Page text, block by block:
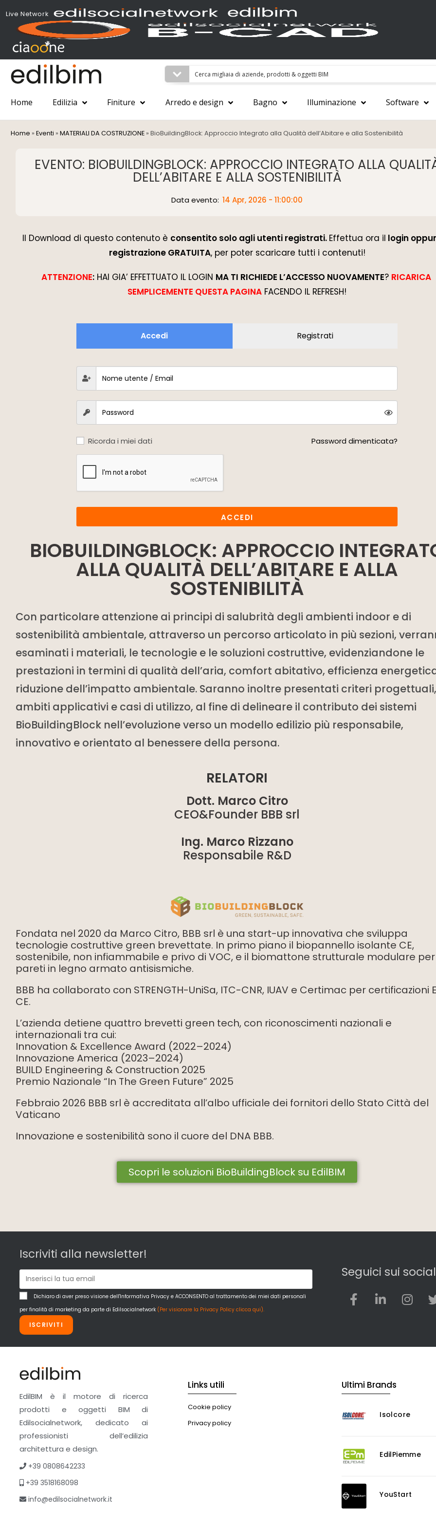
Live Network
Home Edilizia Finiture Arredo e design Bagno Illuminazione Software
Home » Eventi » MATERIALI DA COSTRUZIONE » BioBuildingBlock: Approccio Integrato alla Qualità dell’Abitare e alla Sostenibilità
EVENTO: BIOBUILDINGBLOCK: APPROCCIO INTEGRATO ALLA
DELL’ABITARE E ALLA SOSTENIBILITÀ
Data evento: 14 Apr, 2026 - 11:00:00
Il Download di questo contenuto è consentito solo agli utenti registrati. Effettua ora il login
registrazione GRATUITA, per poter scaricare tutti i contenuti!
ATTENZIONE:HAI GIA’ EFFETTUATO IL LOGIN MA TI RICHIEDE L’ACCESSO NUOVAMENTE? RICARICA
SEMPLICEMENTE QUESTA PAGINA FACENDO IL REFRESH!
Accedi Registrati
Ricorda i miei dati Password dimenticata?
ACCEDI
BIOBUILDINGBLOCK: APPROCCIO
ALLA QUALITÀ DELL’ABITARE E ALLA
SOSTENIBILITÀ
Con particolare attenzione ai principi di salubrità degli ambienti indoor e di
sostenibilità ambientale, attraverso un percorso articolato in più sezioni,
esaminati i materiali, le tecnologie e le soluzioni costruttive, evidenziandone le
prestazioni in termini di qualità dell’aria, comfort abitativo, efficienza
riduzione dell’impatto ambientale. Saranno inoltre presentati criteri progettuali,
ambiti applicativi e casi di utilizzo, al fine di delineare il contributo dei sistemi
BioBuildingBlock nell’evoluzione verso un modello edilizio più responsabile,
innovativo e orientato al benessere della persona.
RELATORI
Dott. Marco Citro
CEO&Founder BBB srl
Ing. Marco Rizzano
Responsabile R&D
Fondata nel 2020 da Marco Citro, BBB srl è una start-up innovativa che sviluppa
tecnologie costruttive green brevettate. In primo piano il biopannello isolante CE,
sostenibile, non infiammabile e privo di VOC, e il biomattone strutturale modulare per
pareti in legno armato antisismiche.
BBB ha collaborato con STRENGTH-UniSa, ITC-CNR, IUAV e Certimac per certificazioni
CE.
L’azienda detiene quattro brevetti green tech, con riconoscimenti nazionali e
internazionali tra cui:
Innovation & Excellence Award (2022–2024)
Innovazione America (2023–2024)
BUILD Engineering & Construction 2025
Premio Nazionale “In The Green Future” 2025
Febbraio 2026 BBB srl è accreditata all’albo ufficiale dei fornitori dello Stato Città del
Vaticano
Innovazione e sostenibilità sono il cuore del DNA BBB.
Scopri le soluzioni BioBuildingBlock su EdilBIM
Iscriviti alla newsletter!
Dichiaro di aver preso visione dell'Informativa Privacy e ACCONSENTO al trattamento dei miei dati personali
per finalità di marketing da parte di Edilsocialnetwork (Per visionare la Privacy Policy clicca qui).
ISCRIVITI
Seguici sui social
EdilBIM è il motore di ricerca
prodotti e oggetti BIM di
Edilsocialnetwork, dedicato ai
professionisti dell’edilizia
architettura e design.
+39 0808642233
+39 3518168098
info@edilsocialnetwork.it
Links utili
Cookie policy
Privacy policy
Ultimi Brands
Isolcore
EdilPiemme
YouStart